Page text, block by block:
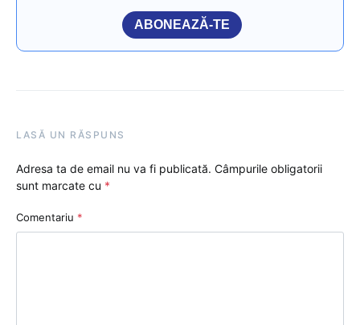
ABONEAZĂ-TE
LASĂ UN RĂSPUNS
Adresa ta de email nu va fi publicată. Câmpurile obligatorii
sunt marcate cu *
Comentariu *